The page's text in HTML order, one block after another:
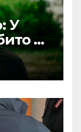
У
6